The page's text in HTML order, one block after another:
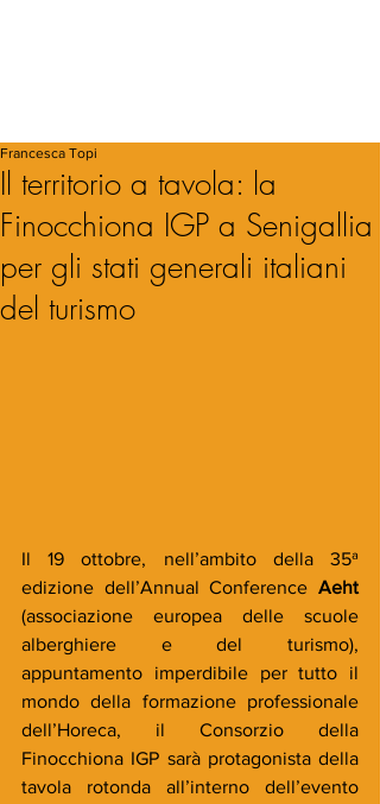
Il territorio a tavola: la
Finocchiona IGP a Senigallia
per gli stati generali italiani
del turismo
Francesca Topi
Il 19 ottobre, nell’ambito della 35ª
edizione dell’Annual Conference
(associazione europea delle scuole
alberghiere e del turismo),
appuntamento imperdibile per tutto il
mondo della formazione professionale
dell’Horeca, il Consorzio della
Finocchiona IGP sarà protagonista della
tavola rotonda all’interno dell’evento